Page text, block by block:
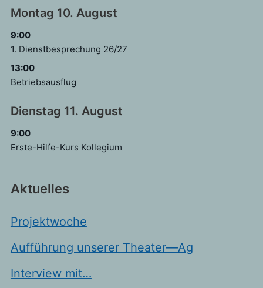
Montag 10. August
9:00
1. Dienstbesprechung 26/27
13:00
Betriebsausflug
Dienstag 11. August
9:00
Erste-Hilfe-Kurs Kollegium
Aktuelles
Projektwoche
Aufführung unserer Theater—Ag
Interview mit…